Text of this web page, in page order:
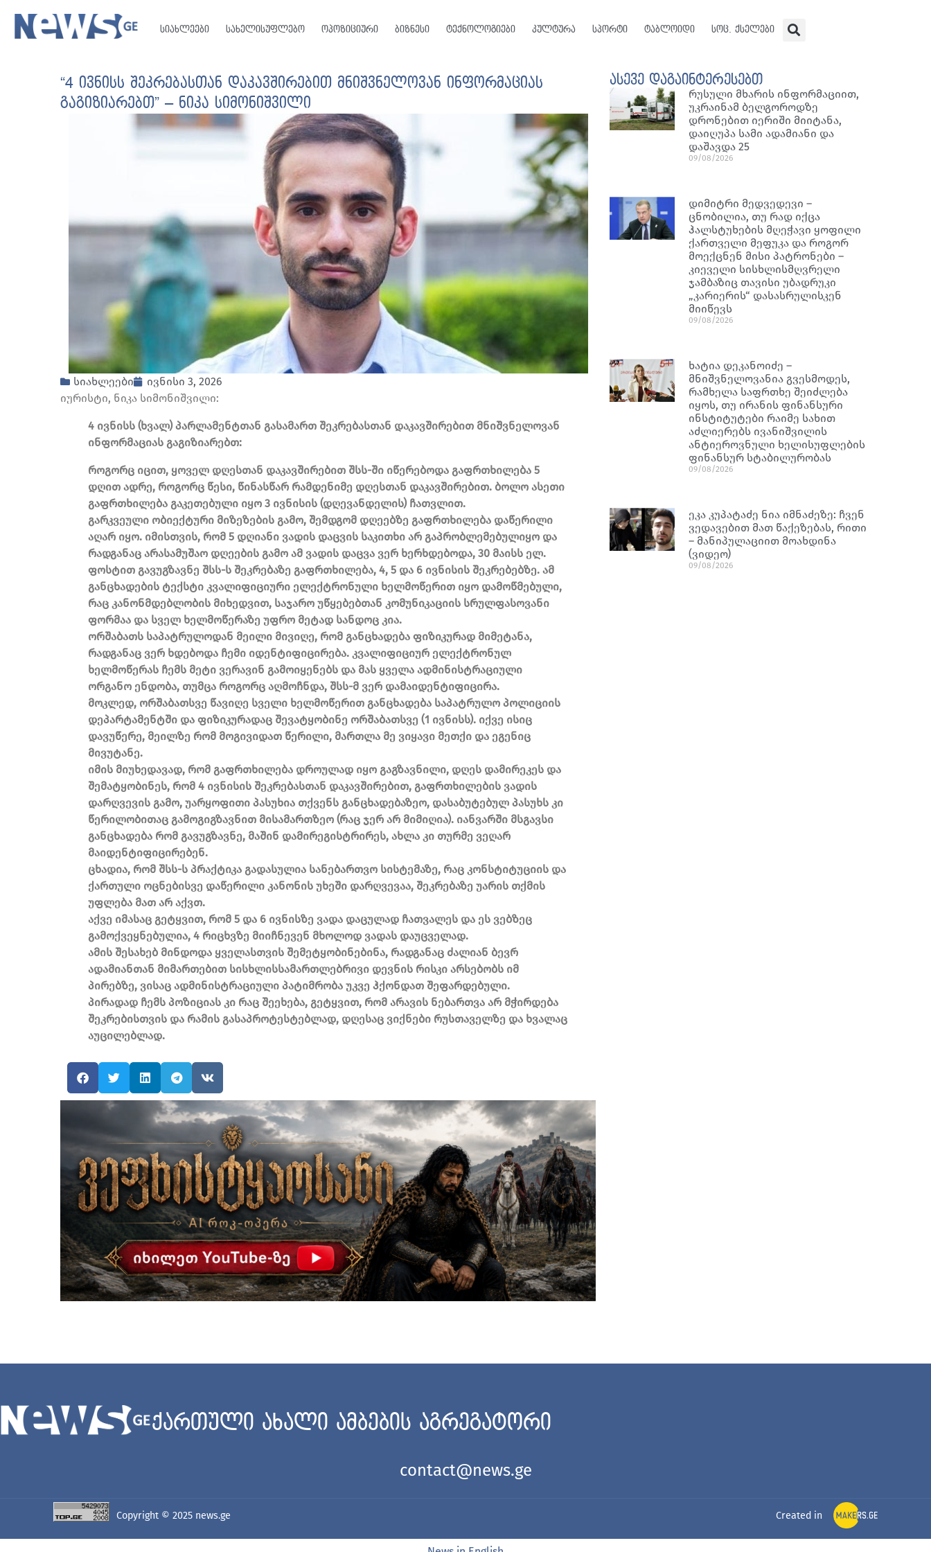
სიახლეები სახელისუფლებო ოპოზიციური ბიზნესი ტექნოლოგიები კულტურა სპორტი ტაბლოიდი სოც. ქსელები
“4 ივნისს შეკრებასთან დაკავშირებით მნიშვნელოვან ინფორმაციას
გაგიზიარებთ” – ნიკა სიმონიშვილი
სიახლეები
ივნისი 3, 2026
იურისტი, ნიკა სიმონიშვილი:
4 ივნისს (ხვალ) პარლამენტთან გასამართ შეკრებასთან დაკავშირებით მნიშვნელოვან
ინფორმაციას გაგიზიარებთ:
როგორც იცით, ყოველ დღესთან დაკავშირებით შსს-ში იწერებოდა გაფრთხილება 5
დღით ადრე, როგორც წესი, წინასწარ რამდენიმე დღესთან დაკავშირებით. ბოლო ასეთი
გაფრთხილება გაკეთებული იყო 3 ივნისის (დღევანდელის) ჩათვლით.
გარკვეული ობიექტური მიზეზების გამო, შემდგომ დღეებზე გაფრთხილება დაწერილი
აღარ იყო. იმისთვის, რომ 5 დღიანი ვადის დაცვის საკითხი არ გაპრობლემებულიყო და
რადგანაც არასამუშაო დღეების გამო ამ ვადის დაცვა ვერ ხერხდებოდა, 30 მაისს ელ.
ფოსტით გავუგზავნე შსს-ს შეკრებაზე გაფრთხილება, 4, 5 და 6 ივნისის შეკრებებზე. ამ
განცხადების ტექსტი კვალიფიციური ელექტრონული ხელმოწერით იყო დამოწმებული,
რაც კანონმდებლობის მიხედვით, საჯარო უწყებებთან კომუნიკაციის სრულფასოვანი
ფორმაა და სველ ხელმოწერაზე უფრო მეტად სანდოც კია.
ორშაბათს საპატრულოდან მეილი მივიღე, რომ განცხადება ფიზიკურად მიმეტანა,
რადგანაც ვერ ხდებოდა ჩემი იდენტიფიცირება. კვალიფიციურ ელექტრონულ
ხელმოწერას ჩემს მეტი ვერავინ გამოიყენებს და მას ყველა ადმინისტრაციული
ორგანო ენდობა, თუმცა როგორც აღმოჩნდა, შსს-მ ვერ დამაიდენტიფიცირა.
მოკლედ, ორშაბათსვე წავიღე სველი ხელმოწერით განცხადება საპატრულო პოლიციის
დეპარტამენტში და ფიზიკურადაც შევატყობინე ორშაბათსვე (1 ივნისს). იქვე ისიც
დავუწერე, მეილზე რომ მოგივიდათ წერილი, მართლა მე ვიყავი მეთქი და ეგენიც
მივუტანე.
იმის მიუხედავად, რომ გაფრთხილება დროულად იყო გაგზავნილი, დღეს დამირეკეს და
შემატყობინეს, რომ 4 ივნისის შეკრებასთან დაკავშირებით, გაფრთხილების ვადის
დარღვევის გამო, უარყოფითი პასუხია თქვენს განცხადებაზეო, დასაბუტებულ პასუხს კი
წერილობითაც გამოგიგზავნით მისამართზეო (რაც ჯერ არ მიმიღია). იანვარში მსგავსი
განცხადება რომ გავუგზავნე, მაშინ დამირეგისტრირეს, ახლა კი თურმე ვეღარ
მაიდენტიფიცირებენ.
ცხადია, რომ შსს-ს პრაქტიკა გადასულია სანებართვო სისტემაზე, რაც კონსტიტუციის და
ქართული ოცნებისვე დაწერილი კანონის უხეში დარღვევაა, შეკრებაზე უარის თქმის
უფლება მათ არ აქვთ.
აქვე იმასაც გეტყვით, რომ 5 და 6 ივნისზე ვადა დაცულად ჩათვალეს და ეს ვებზეც
გამოქვეყნებულია, 4 რიცხვზე მიიჩნევენ მხოლოდ ვადას დაუცველად.
ამის შესახებ მინდოდა ყველასთვის შემეტყობინებინა, რადგანაც ძალიან ბევრ
ადამიანთან მიმართებით სისხლისსამართლებრივი დევნის რისკი არსებობს იმ
პირებზე, ვისაც ადმინისტრაციული პატიმრობა უკვე ჰქონდათ შეფარდებული.
პირადად ჩემს პოზიციას კი რაც შეეხება, გეტყვით, რომ არავის ნებართვა არ მჭირდება
შეკრებისთვის და რამის გასაპროტესტებლად, დღესაც ვიქნები რუსთაველზე და ხვალაც
აუცილებლად.
ასევე დაგაინტერესებთ
რუსული მხარის ინფორმაციით,
უკრაინამ ბელგოროდზე
დრონებით იერიში მიიტანა,
დაიღუპა სამი ადამიანი და
დაშავდა 25
09/08/2026
დიმიტრი მედვედევი –
ცნობილია, თუ რად იქცა
ჰალსტუხების მღეჭავი ყოფილი
ქართველი მეფუკა და როგორ
მოექცნენ მისი პატრონები –
კიეველი სისხლისმღვრელი
ჯამბაზიც თავისი უბადრუკი
„კარიერის“ დასასრულისკენ
მიიწევს
09/08/2026
ხატია დეკანოიძე –
მნიშვნელოვანია გვესმოდეს,
რამხელა საფრთხე შეიძლება
იყოს, თუ ირანის ფინანსური
ინსტიტუტები რაიმე სახით
აძლიერებს ივანიშვილის
ანტიეროვნული ხელისუფლების
ფინანსურ სტაბილურობას
09/08/2026
ეკა კუპატაძე ნია იმნაძეზე: ჩვენ
ვედავებით მათ წაქეზებას, რითი
– მანიპულაციით მოახდინა
(ვიდეო)
09/08/2026
ქართული ახალი ამბების აგრეგატორი
contact@news.ge
Copyright © 2025 news.ge Created in